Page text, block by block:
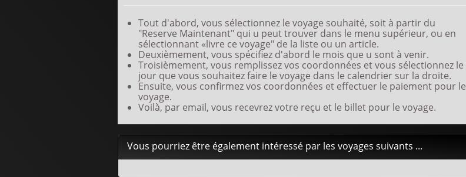
Tout d'abord, vous sélectionnez le voyage souhaité, soit à partir du
"Reserve Maintenant" qui u peut trouver dans le menu supérieur, ou en
sélectionnant «livre ce voyage" de la liste ou un article.
Deuxièmement, vous spécifiez d'abord le mois que u sont à venir.
Troisièmement, vous remplissez vos coordonnées et vous sélectionnez le
jour que vous souhaitez faire le voyage dans le calendrier sur la droite.
Ensuite, vous confirmez vos coordonnées et effectuer le paiement pour le
voyage.
Voilà, par email, vous recevrez votre reçu et le billet pour le voyage.
Vous pourriez être également intéressé par les voyages suivants ...